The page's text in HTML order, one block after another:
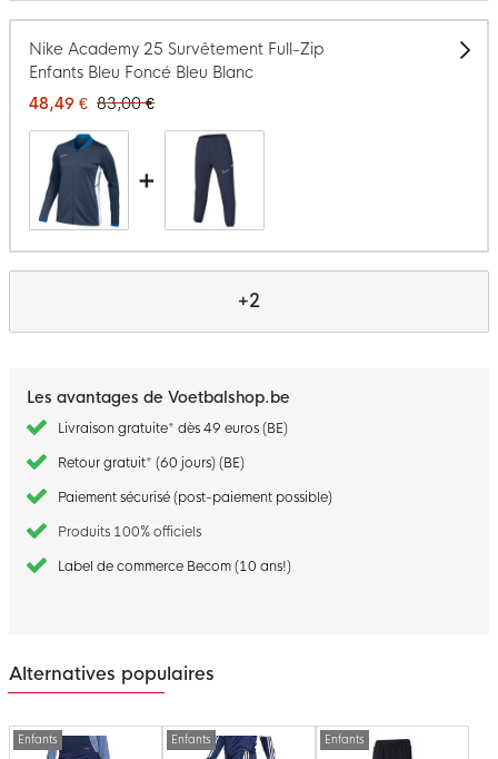
Nike Academy 25 Survêtement Full-Zip
Enfants Bleu Foncé Bleu Blanc
48,49 € 83,00 €
+
+2
Les avantages de Voetbalshop.be
Livraison gratuite* dès 49 euros (BE)
Retour gratuit* (60 jours) (BE)
Paiement sécurisé (post-paiement possible)
Produits 100% officiels
Label de commerce Becom (10 ans!)
Alternatives populaires
Enfants Enfants Enfants